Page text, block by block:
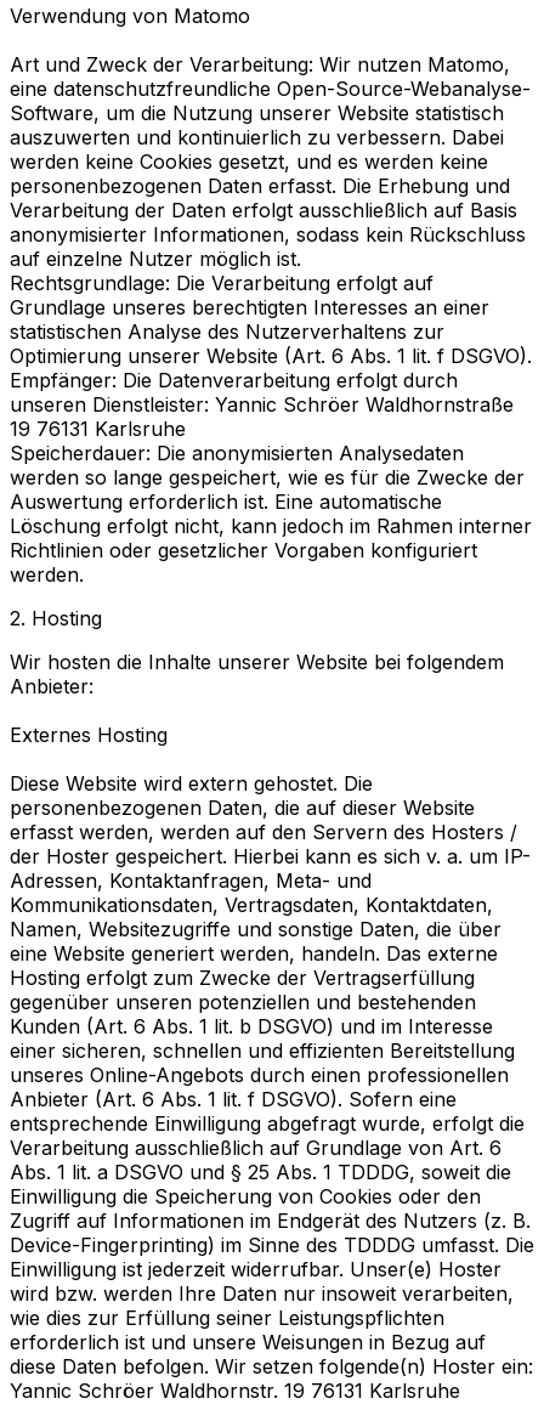
Verwendung von Matomo
Art und Zweck der Verarbeitung: Wir nutzen Matomo,
eine datenschutzfreundliche Open-Source-Webanalyse-
Software, um die Nutzung unserer Website statistisch
auszuwerten und kontinuierlich zu verbessern. Dabei
werden keine Cookies gesetzt, und es werden keine
personenbezogenen Daten erfasst. Die Erhebung und
Verarbeitung der Daten erfolgt ausschließlich auf Basis
anonymisierter Informationen, sodass kein Rückschluss
auf einzelne Nutzer möglich ist.
Rechtsgrundlage: Die Verarbeitung erfolgt auf
Grundlage unseres berechtigten Interesses an einer
statistischen Analyse des Nutzerverhaltens zur
Optimierung unserer Website (Art. 6 Abs. 1 lit. f DSGVO).
Empfänger: Die Datenverarbeitung erfolgt durch
unseren Dienstleister: Yannic Schröer Waldhornstraße
19 76131 Karlsruhe
Speicherdauer: Die anonymisierten Analysedaten
werden so lange gespeichert, wie es für die Zwecke der
Auswertung erforderlich ist. Eine automatische
Löschung erfolgt nicht, kann jedoch im Rahmen interner
Richtlinien oder gesetzlicher Vorgaben konfiguriert
werden.
2. Hosting
Wir hosten die Inhalte unserer Website bei folgendem
Anbieter:
Externes Hosting
Diese Website wird extern gehostet. Die
personenbezogenen Daten, die auf dieser Website
erfasst werden, werden auf den Servern des Hosters /
der Hoster gespeichert. Hierbei kann es sich v. a. um IP-
Adressen, Kontaktanfragen, Meta- und
Kommunikationsdaten, Vertragsdaten, Kontaktdaten,
Namen, Websitezugriffe und sonstige Daten, die über
eine Website generiert werden, handeln. Das externe
Hosting erfolgt zum Zwecke der Vertragserfüllung
gegenüber unseren potenziellen und bestehenden
Kunden (Art. 6 Abs. 1 lit. b DSGVO) und im Interesse
einer sicheren, schnellen und effizienten Bereitstellung
unseres Online-Angebots durch einen professionellen
Anbieter (Art. 6 Abs. 1 lit. f DSGVO). Sofern eine
entsprechende Einwilligung abgefragt wurde, erfolgt die
Verarbeitung ausschließlich auf Grundlage von Art. 6
Abs. 1 lit. a DSGVO und § 25 Abs. 1 TDDDG, soweit die
Einwilligung die Speicherung von Cookies oder den
Zugriff auf Informationen im Endgerät des Nutzers (z. B.
Device-Fingerprinting) im Sinne des TDDDG umfasst. Die
Einwilligung ist jederzeit widerrufbar. Unser(e) Hoster
wird bzw. werden Ihre Daten nur insoweit verarbeiten,
wie dies zur Erfüllung seiner Leistungspflichten
erforderlich ist und unsere Weisungen in Bezug auf
diese Daten befolgen. Wir setzen folgende(n) Hoster ein:
Yannic Schröer Waldhornstr. 19 76131 Karlsruhe